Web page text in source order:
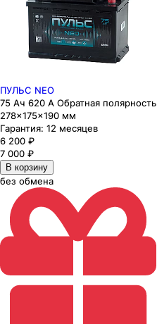
ПУЛЬС NEO
75 Ач 620 А Обратная полярность
278×175×190 мм
Гарантия: 12 месяцев
6 200 ₽
7 000 ₽
В корзину
без обмена